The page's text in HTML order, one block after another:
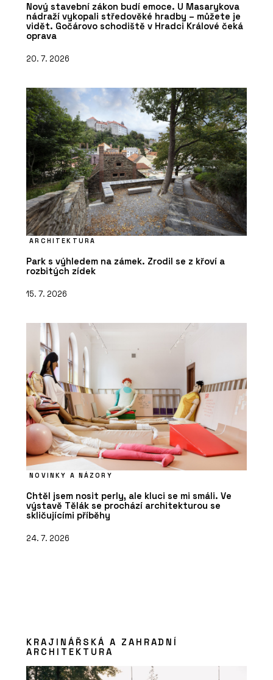
Nový stavební zákon budí emoce. U Masarykova
nádraží vykopali středověké hradby – můžete je
vidět. Gočárovo schodiště v Hradci Králové čeká
oprava
20. 7. 2026
ARCHITEKTURA
Park s výhledem na zámek. Zrodil se z křoví a
rozbitých zídek
15. 7. 2026
NOVINKY A NÁZORY
Chtěl jsem nosit perly, ale kluci se mi smáli. Ve
výstavě Tělák se prochází architekturou se
skličujícími příběhy
24. 7. 2026
KRAJINÁŘSKÁ A ZAHRADNÍ
ARCHITEKTURA